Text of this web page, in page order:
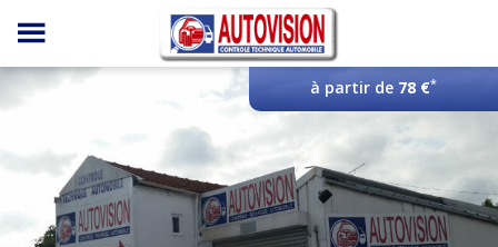
Panneau de gestion des cookies
à partir de 78 €*